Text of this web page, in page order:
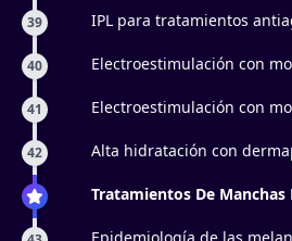
39 IPL para tratamientos
40 Electroestimulación con
41 Electroestimulación con
42 Alta hidratación con
Tratamientos De Manchas